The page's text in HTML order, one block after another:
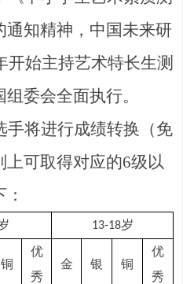
知精神，中国未来研
开始主持艺术特长生测
委会全面执行。
手将进行成绩转换（免
上可取得对应的6级以
13-18岁
铜
优
秀
金 银 铜
优
秀